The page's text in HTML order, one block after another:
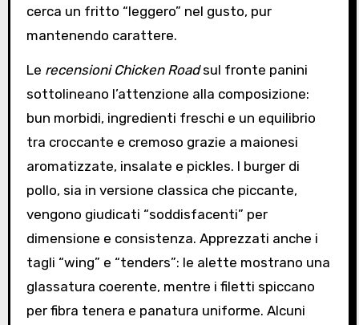
cerca un fritto “leggero” nel gusto, pur
mantenendo carattere.
Le recensioni Chicken Roadsul fronte panini
sottolineano l’attenzione alla composizione:
bun morbidi, ingredienti freschi e un equilibrio
tra croccante e cremoso grazie a maionesi
aromatizzate, insalate e pickles. I burger di
pollo, sia in versione classica che piccante,
vengono giudicati “soddisfacenti” per
dimensione e consistenza. Apprezzati anche i
tagli “wing” e “tenders”: le alette mostrano una
glassatura coerente, mentre i filetti spiccano
per fibra tenera e panatura uniforme. Alcuni